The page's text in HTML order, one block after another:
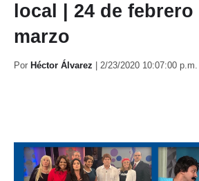
local | 24 de
marzo
Por Héctor Álvarez 2/23/2020 10:07:00 p.m.